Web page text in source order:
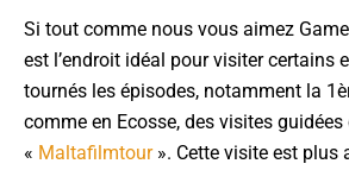
Si tout comme nous vous aimez
est l’endroit idéal pour visiter certains
tournés les épisodes, notamment la
comme en Ecosse, des visites
« Maltafilmtour ». Cette visite est plus